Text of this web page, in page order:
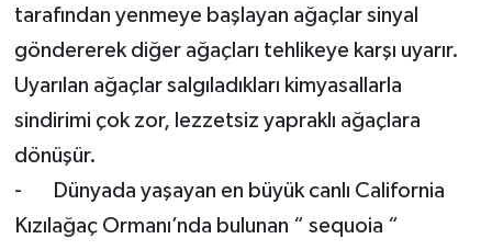
tarafından yenmeye başlayan ağaçlar sinyal
göndererek diğer ağaçları tehlikeye karşı uyarır.
Uyarılan ağaçlar salgıladıkları kimyasallarla
sindirimi çok zor, lezzetsiz yapraklı ağaçlara
dönüşür.
- Dünyada yaşayan en büyük canlı California
Kızılağaç Ormanı’nda bulunan “ sequoia “